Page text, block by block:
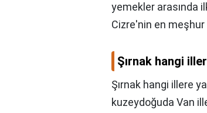
yemekler arasında
Cizre'nin en meşhur
Şırnak hangi
Şırnak hangi illere
kuzeydoğuda Van